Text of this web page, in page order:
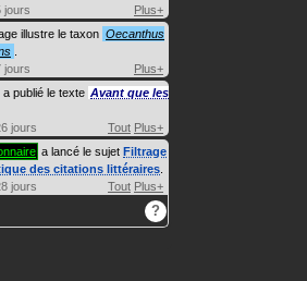
jours
Plus+
illustre le taxon Oecanthus
jours
Plus+
a publié le texte Avant que les
jours
Tout Plus+
a lancé le sujet Filtrage
des citations littéraires
jours
Tout Plus+
?